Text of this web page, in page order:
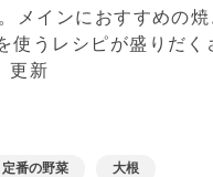
メインにおすすめの
使うレシピが盛りだく
更新
定番の野菜 大根